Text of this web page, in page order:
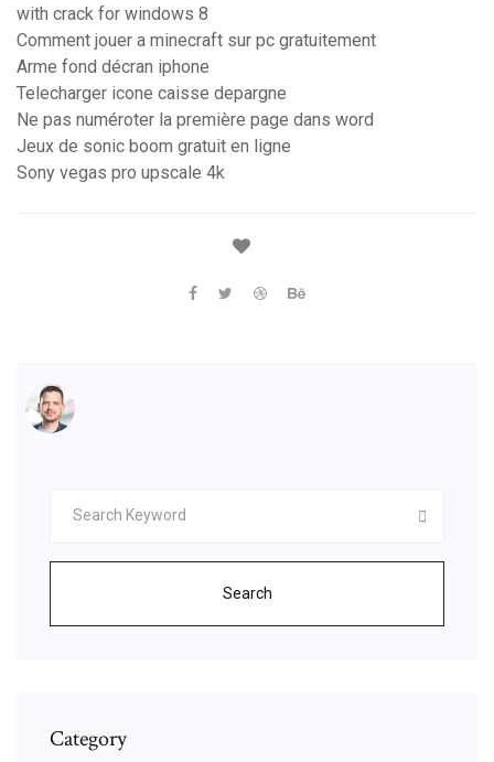
with crack for windows 8
Comment jouer a minecraft sur pc gratuitement
Arme fond décran iphone
Telecharger icone caisse depargne
Ne pas numéroter la première page dans word
Jeux de sonic boom gratuit en ligne
Sony vegas pro upscale 4k
Search
Category